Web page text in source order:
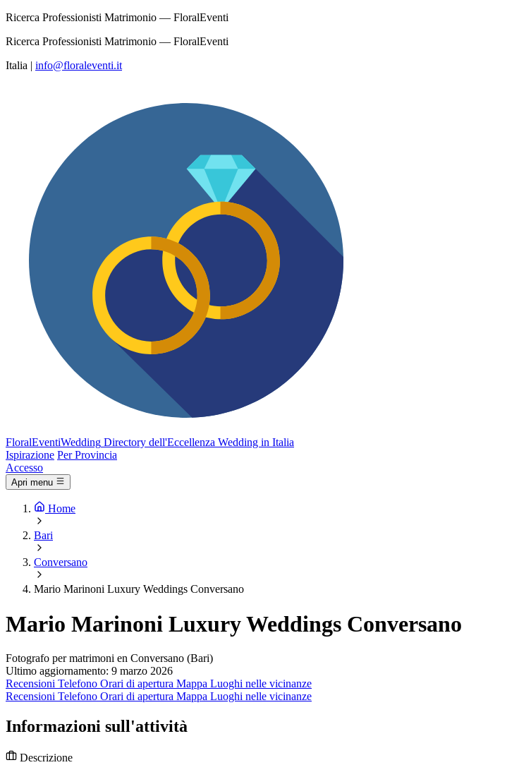
Ricerca Professionisti Matrimonio — FloralEventi
Ricerca Professionisti Matrimonio — FloralEventi
Italia | info@floraleventi.it
FloralEventiWedding Directory dell'Eccellenza Wedding in Italia
Ispirazione Per Provincia
Accesso
Apri menu
Home
Bari
Conversano
Mario Marinoni Luxury Weddings Conversano
Mario Marinoni Luxury Weddings Conversano
Fotografo per matrimoni en Conversano (Bari)
Ultimo aggiornamento: 9 marzo 2026
Recensioni Telefono Orari di apertura Mappa Luoghi nelle vicinanze
Recensioni Telefono Orari di apertura Mappa Luoghi nelle vicinanze
Informazioni sull'attività
Descrizione